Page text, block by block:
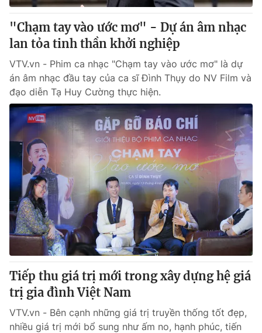
"Chạm tay vào ước mơ" - Dự án âm nhạc
lan tỏa tinh thần khởi nghiệp
VTV.vn - Phim ca nhạc "Chạm tay vào ước mơ" là dự
án âm nhạc đầu tay của ca sĩ Đình Thụy do NV Film và
đạo diễn Tạ Huy Cường thực hiện.
Tiếp thu giá trị mới trong xây dựng hệ giá
trị gia đình Việt Nam
VTV.vn - Bên cạnh những giá trị truyền thống tốt đẹp,
nhiều giá trị mới bổ sung như ấm no, hạnh phúc, tiến